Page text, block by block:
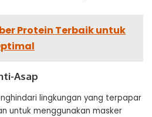
Protein Terbaik untuk
Asap
lingkungan yang terpapar
untuk menggunakan masker